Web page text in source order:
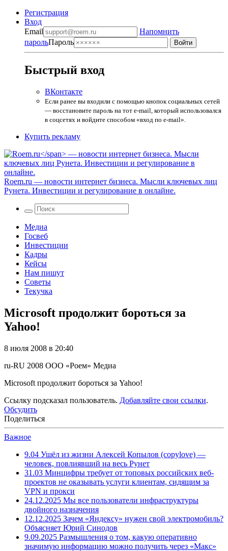
Регистрация
Вход
Email
Напомнить
парольПароль
Быстрый вход
ВКонтакте
Если ранее вы входили с помощью кнопок социальных сетей
— восстановите пароль на тот e-mail, который использовался
в соцсетях и войдите способом «вход по e-mail».
Купить рекламу
Roem.ru — новости интернет бизнеса. Мысли ключевых лиц
Рунета. Инвестиции и регулирование в онлайне.
Медиа
Госвеб
Инвестиции
Кадры
Кейсы
Нам пишут
Советы
Текучка
Microsoft продолжит бороться за
Yahoo!
8 июля 2008 в 20:40
ru-RU 2008 ООО «Роем» Медиа
Microsoft продолжит бороться за Yahoo!
Ссылку подсказал пользователь. Добавляйте свои ссылки.
Обсудить
Поделиться
Важное
9.04 Ушёл из жизни Алексей Копылов (copylove) —
человек, повлиявший на весь Рунет
31.03 Минцифры требует от топовых российских веб-
проектов не оказывать услуги клиентам, сидящим за
VPN и прокси
24.12.2025 Мы все пользователи инфраструктуры
двойного назначения
12.12.2025 Зачем «Яндексу» нужен свой электромобиль?
Объясняет Юрий Синодов
9.09.2025 Размышления о том, какую оперативно
значимую информацию можно получить через «Макс»